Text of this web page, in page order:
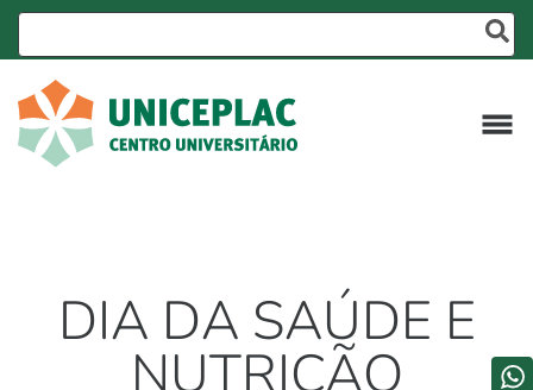
DIA DA SAÚDE E
NUTRIÇÃO